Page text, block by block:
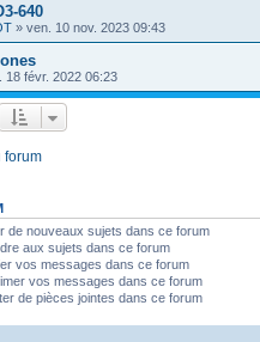
640
» ven. 10 nov. 2023 09:43
18 févr. 2022 06:23
forum
de nouveaux sujets dans ce forum
aux sujets dans ce forum
vos messages dans ce forum
vos messages dans ce forum
de pièces jointes dans ce forum